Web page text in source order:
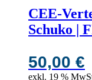
CEE-
Schuko |
50,00 €
exkl. 19 %